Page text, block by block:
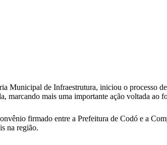
Municipal de Infraestrutura, iniciou o processo
marcando mais uma importante ação voltada ao
firmado entre a Prefeitura de Codó e a
na região.